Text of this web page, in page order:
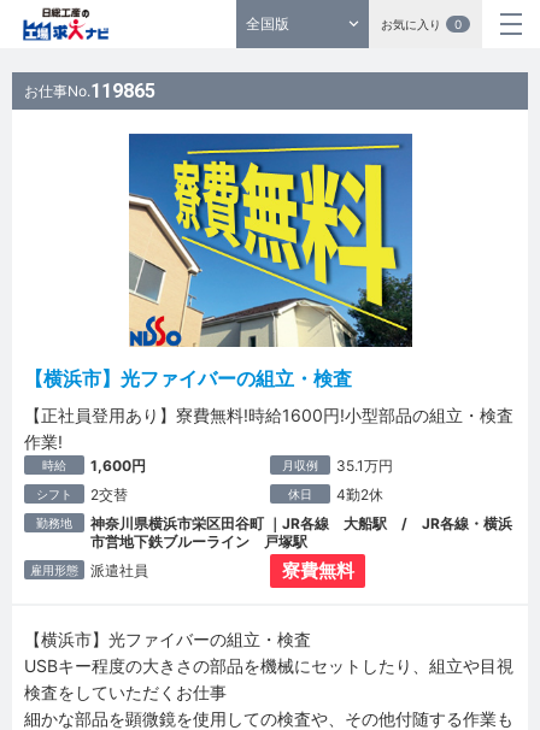
全国版 お気に入り 0
お仕事No.119865
【横浜市】光ファイバーの組立・検査
【正社員登用あり】寮費無料!時給1600円!小型部品の組立・検査
作業!
時給 1,600円 月収例 35.1万円
シフト 2交替 休日 4勤2休
勤務地
神奈川県横浜市栄区田谷町 ｜JR各線 大船駅 / JR各線・横浜
市営地下鉄ブルーライン 戸塚駅
雇用形態 派遣社員 寮費無料
【横浜市】光ファイバーの組立・検査
USBキー程度の大きさの部品を機械にセットしたり、組立や目視
検査をしていただくお仕事
細かな部品を顕微鏡を使用しての検査や、その他付随する作業も